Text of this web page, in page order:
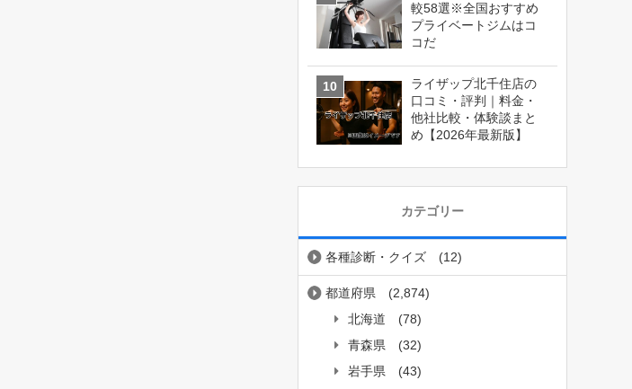
較58選※全国おすすめ
プライベートジムはコ
コだ
ライザップ北千住店の
口コミ・評判｜料金・
他社比較・体験談まと
め【2026年最新版】
カテゴリー
各種診断・クイズ (12)
都道府県
(2,874)
北海道
(78)
青森県
(32)
岩手県
(43)